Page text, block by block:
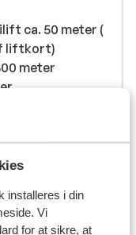
installeres i din
Vi
for at sikre, at
ca. 50 meter (
liftkort)
meter